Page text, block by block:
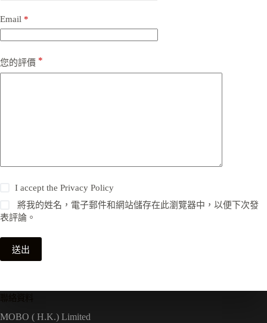
Email *
您的評價 *
I accept thePrivacy Policy
將我的姓名，電子郵件和網站儲存在此瀏覽器中，以便下次發
表評論。
送出
MOBO ( H.K.) Limited